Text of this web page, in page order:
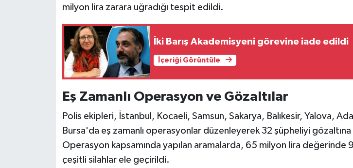
milyon lira zarara uğradığı tespit edildi.
İki Barış Akademisyeni görevine iade edildi
İçeriği Görüntüle
Eş Zamanlı Operasyon ve Gözaltılar
Polis ekipleri, İstanbul, Kocaeli, Samsun, Sakarya, Balıkesir, Yalova,
Bursa'da eş zamanlı operasyonlar düzenleyerek 32 şüpheliyi gözaltına
Operasyon kapsamında yapılan aramalarda, 65 milyon lira değerinde
çeşitli silahlar ele geçirildi.